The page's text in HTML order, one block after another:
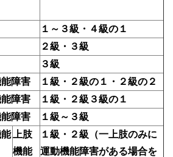
１～３級・４級の１
２級・３級
３級
能障害
１級・２級の１・２級の２
障害
１級・２級３級の１
障害
１級～３級
上肢
機能
１級・２級（一上肢のみに
運動機能障害がある場合を